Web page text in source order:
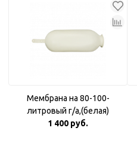
Мембрана на 80-100-
литровый г/а,(белая)
1 400 руб.